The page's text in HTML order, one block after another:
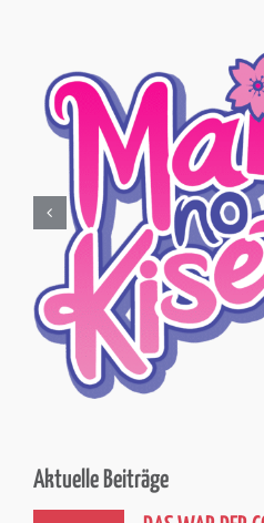
Aktuelle Beiträge